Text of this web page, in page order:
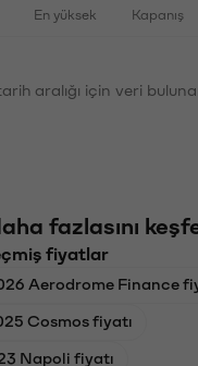
En yüksek Kapanış
aralığı için veri
fazlasını
fiyatlar
Aerodrome Finance
Cosmos fiyatı
Napoli fiyatı